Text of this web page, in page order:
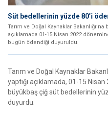
Süt bedellerinin yüzde 80’i
Tarım ve Doğal Kaynaklar
açıklamada 01-15 Nisan 2022
bugün ödendiği duyuruldu.
Tarım ve Doğal Kaynaklar
yaptığı açıklamada, 01-15
büyükbaş çiğ süt bedellerinin
duyurdu.